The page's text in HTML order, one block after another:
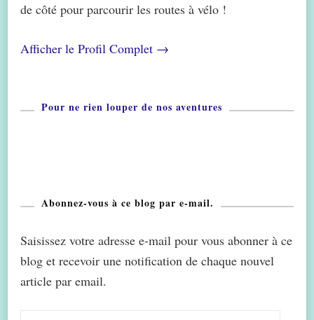
de côté pour parcourir les routes à vélo !
Afficher le Profil Complet →
Pour ne rien louper de nos aventures
Abonnez-vous à ce blog par e-mail.
Saisissez votre adresse e-mail pour vous abonner à ce
blog et recevoir une notification de chaque nouvel
article par email.